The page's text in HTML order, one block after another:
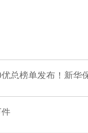
总榜单发布！新华